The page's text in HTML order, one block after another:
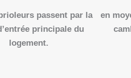
passent par la
principale du
logement.
en